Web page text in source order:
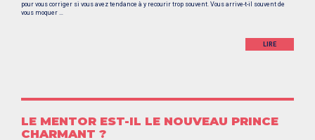
pour vous corriger si vous avez tendance à y recourir trop souvent. Vous arrive-t-il souvent de
vous moquer …
LIRE
LE MENTOR EST-IL LE NOUVEAU PRINCE
CHARMANT ?